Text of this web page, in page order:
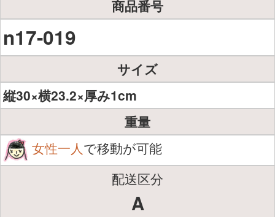
商品番号
n17-019
サイズ
縦30×横23.2×厚み1cm
重量
女性一人で移動が可能
配送区分
A